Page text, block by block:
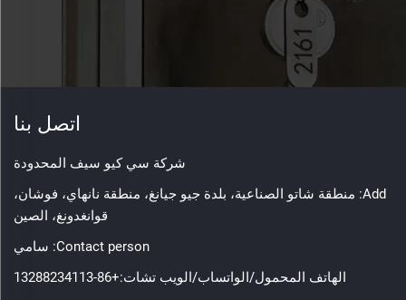
اتصل بنا
شركة سي كيو سيف المحدودة
Add: منطقة شاتو الصناعية، بلدة جيو جيانغ، منطقة نانهاي، فوشان،
قوانغدونغ، الصين
Contact person: سامي
الهاتف المحمول/الواتساب/الويب تشات:+86-13288234113